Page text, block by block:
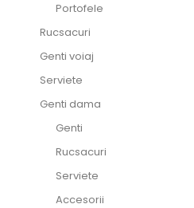
Portofele
Rucsacuri
Genti voiaj
Serviete
Genti dama
Genti
Rucsacuri
Serviete
Accesorii